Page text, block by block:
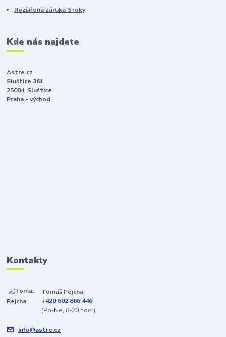
Rozšířená záruka 3 roky
Kde nás najdete
Astre.cz
Sluštice 361
25084 Sluštice
Praha - východ
Kontakty
Tomáš Pejcha
+420 602 866 446
(Po-Ne, 8-20 hod.)
info@astre.cz